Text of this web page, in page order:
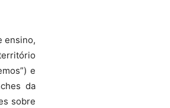
ensino,
e
da
sobre